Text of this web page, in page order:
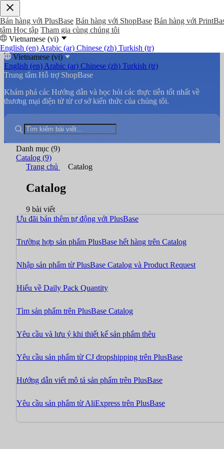
Bán hàng với PlusBase Bán hàng với ShopBase Bán hàng với
tâm Học tập Tham gia cùng chúng tôi
Vietnamese (vi)
English (en) Arabic (ar) Chinese (zh) Turkish (tr)
Vietnamese (vi)
English (en) Arabic (ar) Chinese (zh) Turkish (tr)
Trung tâm Hỗ trợ ShopBase
Khám phá các Hướng dẫn và học hỏi các thực tiễn tốt nhất về
thương mại điện tử từ cơ sở kiến thức của chúng tôi.
Danh mục (9)
Catalog (9)
Trang chủ
Catalog
Catalog
9 bài viết
Ưu đãi bán thêm tự động với PlusBase
Trường hợp sản phẩm PlusBase hết hàng trên Catalog
Nhập sản phẩm từ PlusBase Catalog và Product Request
Hiểu về Daily Pack Quantity
Tìm sản phẩm trên PlusBase Catalog
Yêu cầu và lưu ý khi thiết kế sản phẩm thêu
Yêu cầu sản phẩm từ CJ dropshipping trên PlusBase
Hướng dẫn viết mô tả sản phẩm trên PlusBase
Yêu cầu sản phẩm từ AliExpress trên PlusBase